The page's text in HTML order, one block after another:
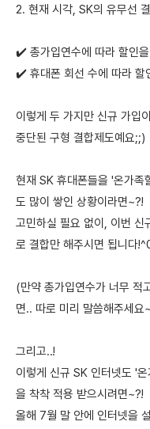
2. 현재 시각, SK의 유무선
✔️ 총가입연수에 따라 할인
✔️ 휴대폰 회선 수에 따라 할
이렇게 두 가지만 신규 가입
중단된 구형 결합제도예요;;)
현재 SK 휴대폰들을 '온가족
도 많이 쌓인 상황이라면~?!
고민하실 필요 없이, 이번
로 결합만 해주시면 됩니다
(만약 총가입연수가 너무 적
면.. 따로 미리 말씀해주세요
그리고..!
이렇게 신규 SK 인터넷도 '
을 착착 적용 받으시려면~?!
올해 7월 말 안에 인터넷을